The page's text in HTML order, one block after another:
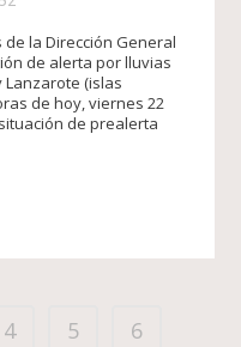
la Dirección General
de alerta por lluvias
Lanzarote (islas
de hoy, viernes 22
de prealerta
4 5
6